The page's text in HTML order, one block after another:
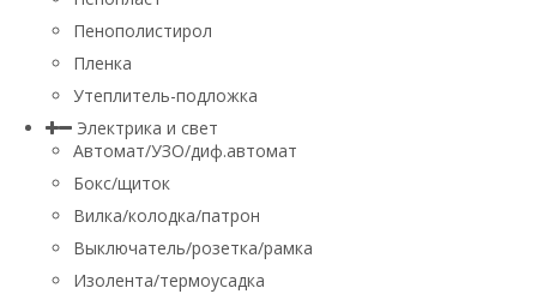
Пенополистирол
Пленка
Утеплитель-подложка
Электрика и свет
Автомат/УЗО/диф.автомат
Бокс/щиток
Вилка/колодка/патрон
Выключатель/розетка/рамка
Изолента/термоусадка